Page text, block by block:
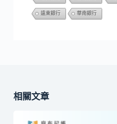
遠東銀行 華南銀行
相關文章